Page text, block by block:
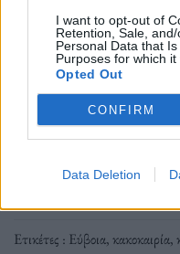
I want to opt-out of
Retention, Sale,
Personal Data that
Purposes for which it
Opted Out
CONFIRM
Data Deletion
Newsroom
Ετικέτες : Εύβοια,κακοκαιρία,